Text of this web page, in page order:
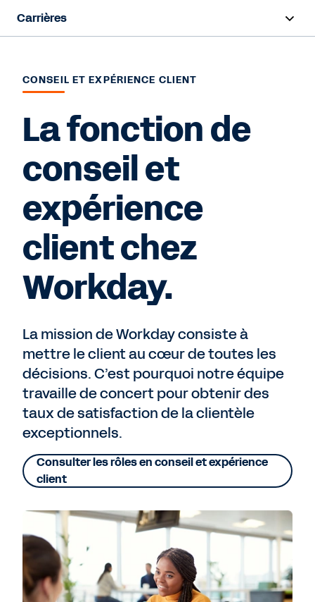
Carrières
Travailler chez Workday
Début de carrière
Programmes d’embauche
Recherche d’emploi
CONSEIL ET EXPÉRIENCE CLIENT
La fonction de
conseil et
expérience
client chez
Workday.
La mission de Workday consiste à
mettre le client au cœur de toutes les
décisions. C’est pourquoi notre équipe
travaille de concert pour obtenir des
taux de satisfaction de la clientèle
exceptionnels.
Consulter les rôles en conseil et expérience
client